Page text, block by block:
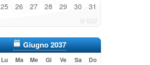
25 26 27 28 29 30 31
Giugno 2037
Lu Ma Me Gi Ve Sa Do